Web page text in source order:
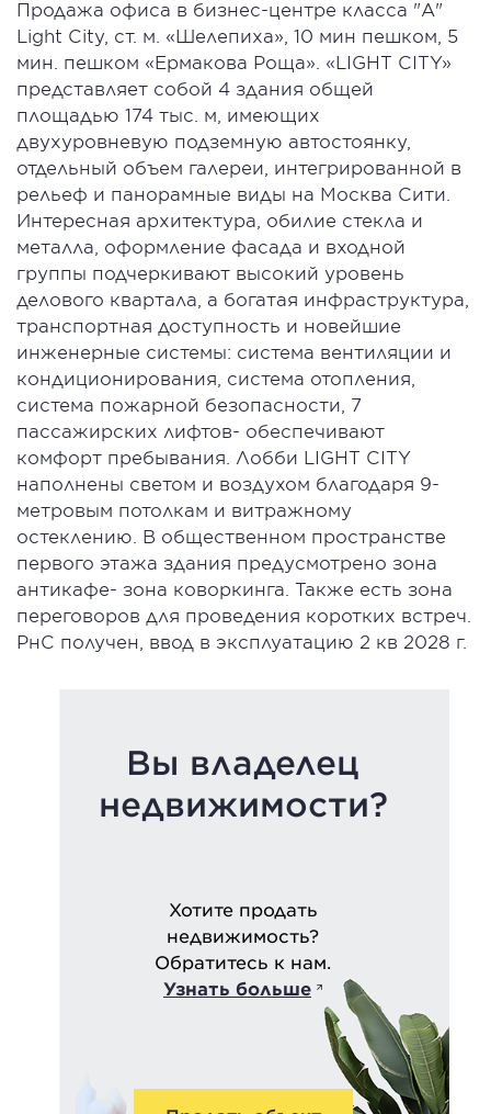
Продажа офиса в бизнес-центре класса "А"
Light City, cт. м. «Шелепиха», 10 мин пешком, 5
мин. пешком «Ермакова Роща». «LIGHT CITY»
представляет собой 4 здания общей
площадью 174 тыс. м, имеющих
двухуровневую подземную автостоянку,
отдельный объем галереи, интегрированной в
рельеф и панорамные виды на Москва Сити.
Интересная архитектура, обилие стекла и
металла, оформление фасада и входной
группы подчеркивают высокий уровень
делового квартала, а богатая инфраструктура,
транспортная доступность и новейшие
инженерные системы: система вентиляции и
кондиционирования, система отопления,
система пожарной безопасности, 7
пассажирских лифтов- обеспечивают
комфорт пребывания. Лобби LIGHT CITY
наполнены светом и воздухом благодаря 9-
метровым потолкам и витражному
остеклению. В общественном пространстве
первого этажа здания предусмотрено зона
антикафе- зона коворкинга. Также есть зона
переговоров для проведения коротких встреч.
РнС получен, ввод в эксплуатацию 2 кв 2028 г.
Вы владелец
недвижимости?
Хотите продать
недвижимость?
Обратитесь к нам.
Узнать больше